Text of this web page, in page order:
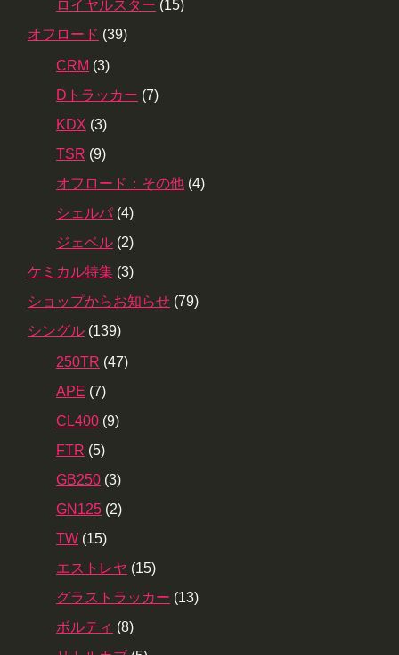
ロイヤルスター (15)
オフロード (39)
CRM (3)
Dトラッカー (7)
KDX (3)
TSR (9)
オフロード：その他 (4)
シェルパ (4)
ジェベル (2)
ケミカル特集 (3)
ショップからお知らせ (79)
シングル (139)
250TR (47)
APE (7)
CL400 (9)
FTR (5)
GB250 (3)
GN125 (2)
TW (15)
エストレヤ (15)
グラストラッカー (13)
ボルティ (8)